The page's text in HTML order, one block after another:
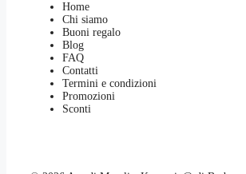
Home
Chi siamo
Buoni regalo
Blog
FAQ
Contatti
Termini e condizioni
Promozioni
Sconti